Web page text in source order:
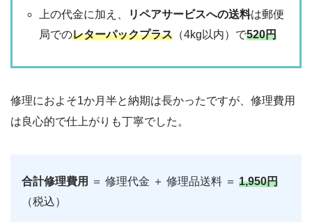
上の代金に加え、 リペアサービスへの送料は郵便
局でのレターパックプラス （4kg以内）で520円
修理におよそ1か月半と納期は長かったですが、修理費用
は良心的で仕上がりも丁寧でした。
合計修理費用 ＝ 修理代金 ＋ 修理品送料 ＝ 1,950円
（税込）